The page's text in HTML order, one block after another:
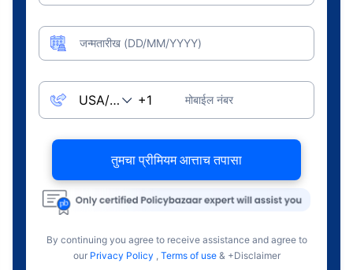
जन्मतारीख (DD/MM/YYYY)
मोबाईल नंबर
तुमचा प्रीमियम आत्ताच तपासा
By continuing you agree to receive assistance and agree to
our Privacy Policy , Terms of use & +Disclaimer